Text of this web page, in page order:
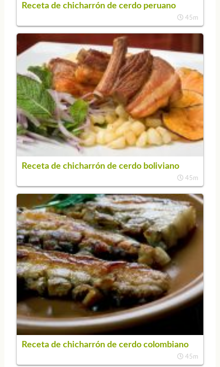
Receta de chicharrón de cerdo peruano
45m
Receta de chicharrón de cerdo boliviano
45m
Receta de chicharrón de cerdo colombiano
45m